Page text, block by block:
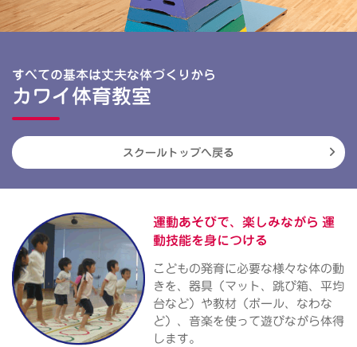
すべての基本は丈夫な体づくりから
カワイ体育教室
スクールトップへ戻る
運動あそびで、楽しみながら 運
動技能を身につける
こどもの発育に必要な様々な体の動
きを、器具（マット、跳び箱、平均
台など）や教材（ボール、なわな
ど）、音楽を使って遊びながら体得
します。